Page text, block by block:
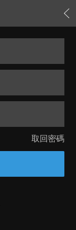
取回密碼